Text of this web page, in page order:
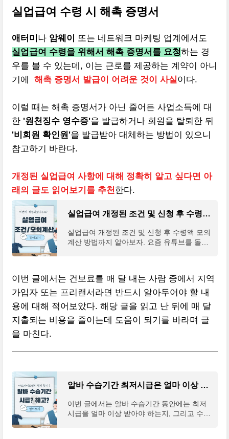
실업급여 수령 시 해촉 증명서
애터미 나 암웨이
또는 네트워크 마케팅 업계에서도
실업급여 수령을 위해서 해촉 증명서를 요청하는 경
우를 볼 수 있는데, 이는 근로를 제공하는 계약이 아니
기에 해촉 증명서 발급이 어려운 것이 사실이다.
이럴 때는 해촉 증명서가 아닌 줄어든 사업소득에 대
한 '원천징수 영수증'을 발급하거나 회원을 탈퇴한 뒤
'비회원 확인원'을 발급받아 대체하는 방법이 있으니
참고하기 바란다.
개정된 실업급여 사항에 대해 정확히 알고 싶다면 아
래의 글도 읽어보기를 추천한다.
실업급여 개정된 조건 및 신청 후 수령액 모의계산
실업급여 개정된 조건 및 신청 후 수령액 모의
계산 방법까지 알아보자. 요즘 유튜브를 돌아
이번 글에서는 건보료를 매 달 내는 사람 중에서 지역
가입자 또는 프리랜서라면 반드시 알아두어야 할 내
용에 대해 적어보았다. 해당 글을 읽고 난 뒤에 매 달
지출되는 비용을 줄이는데 도움이 되기를 바라며 글
을 마친다.
알바 수습기간 최저시급은 얼마 이상 받아야 할까?(+조건 해고)
이번 글에서는 알바 수습기간 동안에는 최저
시급을 얼마 이상 받아야 하는지, 그리고 수습